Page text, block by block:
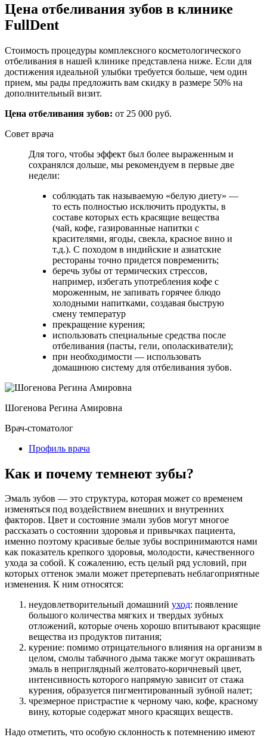
Цена отбеливания зубов в клинике
FullDent
Стоимость процедуры комплексного косметологического
отбеливания в нашей клинике представлена ниже. Если для
достижения идеальной улыбки требуется больше, чем один
прием, мы рады предложить вам скидку в размере 50% на
дополнительный визит.
Цена отбеливания зубов: от 25 000 руб.
Совет врача
Для того, чтобы эффект был более выраженным и
сохранялся дольше, мы рекомендуем в первые две
соблюдать так называемую «белую диету» —
то есть полностью исключить продукты, в
составе которых есть красящие вещества
(чай, кофе, газированные напитки с
красителями, ягоды, свекла, красное вино и
т.д.). С походом в индийские и азиатские
рестораны точно придется повременить;
беречь зубы от термических стрессов,
например, избегать употребления кофе с
мороженным, не запивать горячее блюдо
холодными напитками, создавая быструю
смену температур
прекращение курения;
использовать специальные средства после
отбеливания (пасты, гели, ополаскиватели);
при необходимости — использовать
домашнюю систему для отбеливания зубов.
Шогенова Регина Амировна
Врач-стоматолог
Профиль врача
Как и почему темнеют зубы?
Эмаль зубов — это структура, которая может со временем
изменяться под воздействием внешних и внутренних
факторов. Цвет и состояние эмали зубов могут многое
рассказать о состоянии здоровья и привычках пациента,
именно поэтому красивые белые зубы воспринимаются нами
как показатель крепкого здоровья, молодости, качественного
ухода за собой. К сожалению, есть целый ряд условий, при
которых оттенок эмали может претерпевать неблагоприятные
изменения. К ним относятся:
неудовлетворительный домашний уход: появление
большого количества мягких и твердых зубных
отложений, которые очень хорошо впитывают красящие
вещества из продуктов питания;
курение: помимо отрицательного влияния на организм в
целом, смолы табачного дыма также могут окрашивать
эмаль в неприглядный желтовато-коричневый цвет,
интенсивность которого напрямую зависит от стажа
курения, образуется пигментированный зубной налет;
чрезмерное пристрастие к черному чаю, кофе, красному
вину, которые содержат много красящих веществ.
Надо отметить, что особую склонность к потемнению имеют